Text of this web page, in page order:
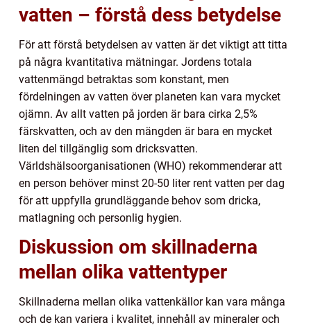
vatten – förstå dess betydelse
För att förstå betydelsen av vatten är det viktigt att titta
på några kvantitativa mätningar. Jordens totala
vattenmängd betraktas som konstant, men
fördelningen av vatten över planeten kan vara mycket
ojämn. Av allt vatten på jorden är bara cirka 2,5%
färskvatten, och av den mängden är bara en mycket
liten del tillgänglig som dricksvatten.
Världshälsoorganisationen (WHO) rekommenderar att
en person behöver minst 20-50 liter rent vatten per dag
för att uppfylla grundläggande behov som dricka,
matlagning och personlig hygien.
Diskussion om skillnaderna
mellan olika vattentyper
Skillnaderna mellan olika vattenkällor kan vara många
och de kan variera i kvalitet, innehåll av mineraler och